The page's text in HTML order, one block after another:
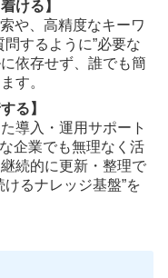
ける】
や、高精度なキーワ
するように”必要な
依存せず、誰でも簡
す。
る】
導入・運用サポート
企業でも無理なく活
続的に更新・整理で
るナレッジ基盤”を